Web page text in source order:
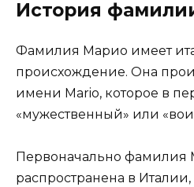
История
Фамилия Марио имеет
происхождение. Она
имени Mario, которое в
«мужественный» или
Первоначально фамилия
распространена в